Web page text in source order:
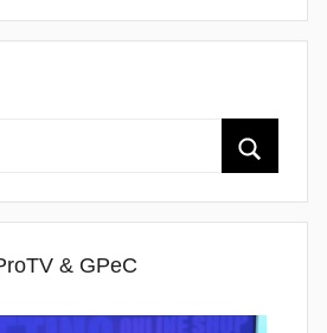
& GPeC